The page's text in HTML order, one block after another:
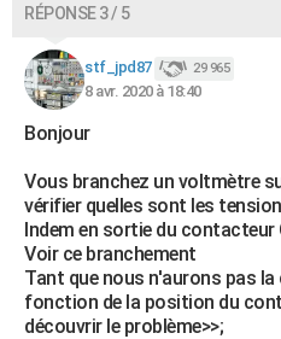
RÉPONSE 3 / 5
stf_jpd87 29 965
8 avr. 2020 à 18:40
Bonjour
Vous branchez un voltmètre
vérifier quelles sont les
Indem en sortie du
Voir ce branchement
Tant que nous n'aurons pas
fonction de la position du
découvrir le problème>>;